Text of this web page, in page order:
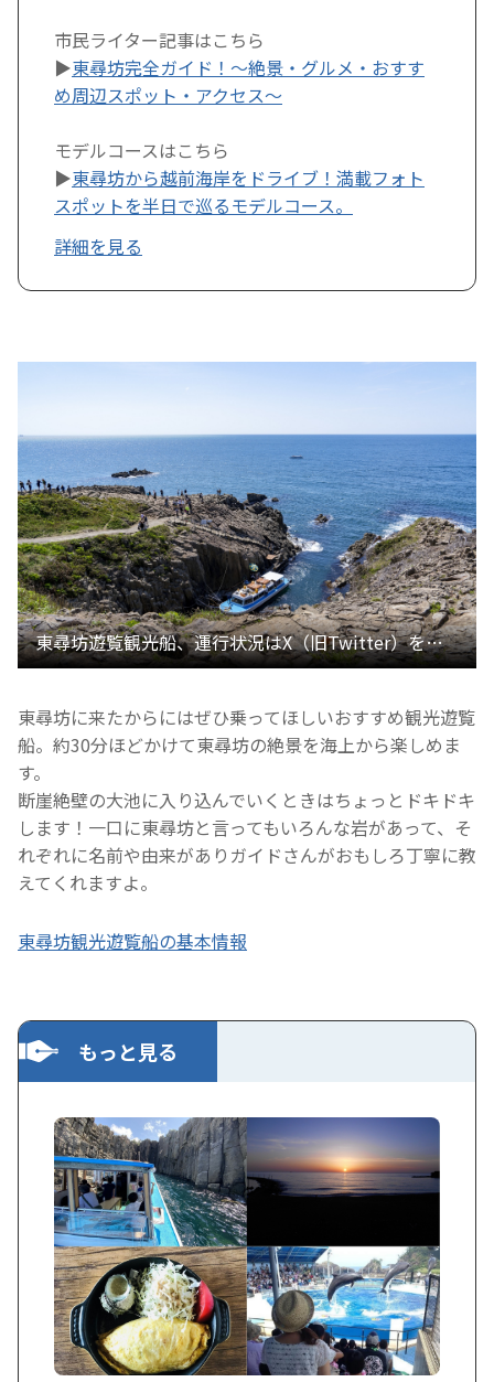
市民ライター記事はこちら
▶東尋坊完全ガイド！～絶景・グルメ・おすす
め周辺スポット・アクセス～
モデルコースはこちら
▶東尋坊から越前海岸をドライブ！満載フォト
スポットを半日で巡るモデルコース。
詳細を見る
東尋坊に来たからにはぜひ乗ってほしいおすすめ観光遊覧
船。約30分ほどかけて東尋坊の絶景を海上から楽しめま
す。
断崖絶壁の大池に入り込んでいくときはちょっとドキドキ
します！一口に東尋坊と言ってもいろんな岩があって、そ
れぞれに名前や由来がありガイドさんがおもしろ丁寧に教
えてくれますよ。
東尋坊観光遊覧船の基本情報
もっと見る